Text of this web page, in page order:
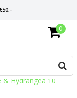
0
& Hydrangea 10